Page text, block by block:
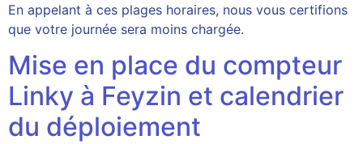
En appelant à ces plages horaires, nous vous certifions
que votre journée sera moins chargée.
Mise en place du compteur
Linky à Feyzin et calendrier
du déploiement